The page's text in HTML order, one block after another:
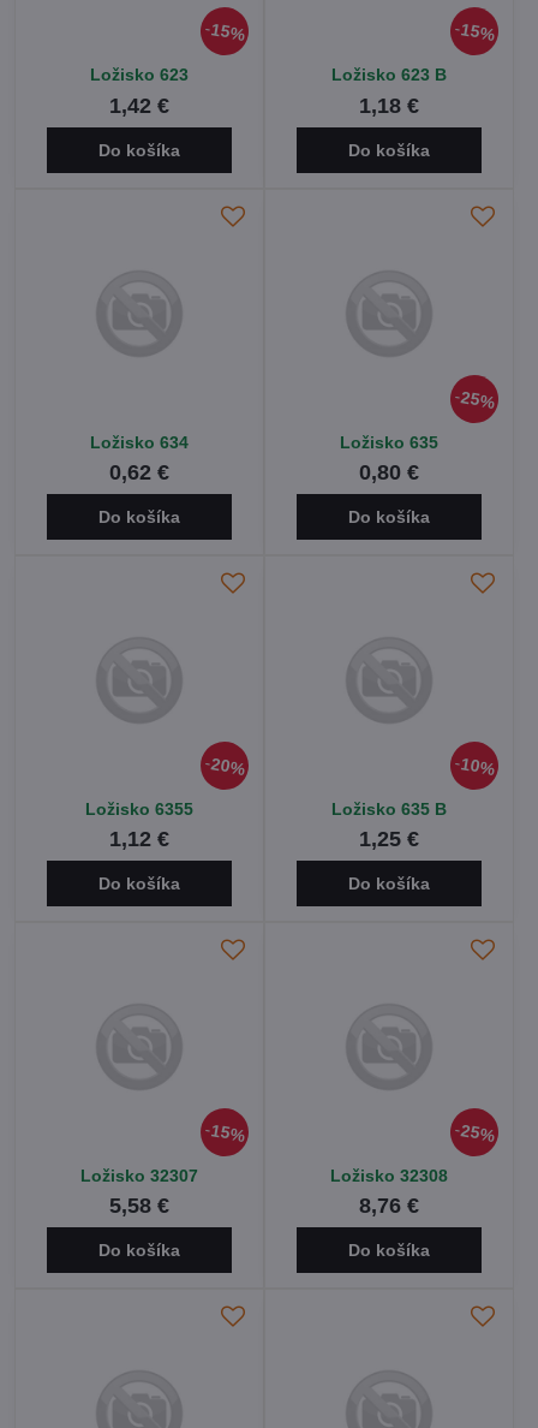
15%
Ložisko 623
1,42 €
Do košíka
15%
Ložisko 623 B
1,18 €
Do košíka
Ložisko 634
0,62 €
Do košíka
25%
Ložisko 635
0,80 €
Do košíka
20%
Ložisko 6355
1,12 €
Do košíka
10%
Ložisko 635 B
1,25 €
Do košíka
15%
Ložisko 32307
5,58 €
Do košíka
25%
Ložisko 32308
8,76 €
Do košíka